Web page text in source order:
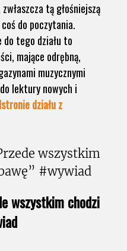
tą głośniejszą
do poczytania.
tego działu to
mające odrębną,
muzycznymi
lektury nowych i
działu z
wszystkim chodzi